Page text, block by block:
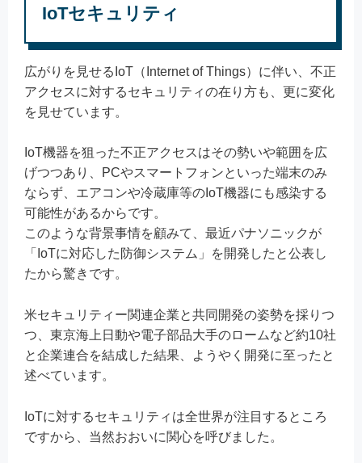
IoTセキュリティ
広がりを見せるIoT（Internet of Things）に伴い、不正
アクセスに対するセキュリティの在り方も、更に変化
を見せています。
IoT機器を狙った不正アクセスはその勢いや範囲を広
げつつあり、PCやスマートフォンといった端末のみ
ならず、エアコンや冷蔵庫等のIoT機器にも感染する
可能性があるからです。
このような背景事情を顧みて、最近パナソニックが
「IoTに対応した防御システム」を開発したと公表し
たから驚きです。
米セキュリティー関連企業と共同開発の姿勢を採りつ
つ、東京海上日動や電子部品大手のロームなど約10社
と企業連合を結成した結果、ようやく開発に至ったと
述べています。
IoTに対するセキュリティは全世界が注目するところ
ですから、当然おおいに関心を呼びました。